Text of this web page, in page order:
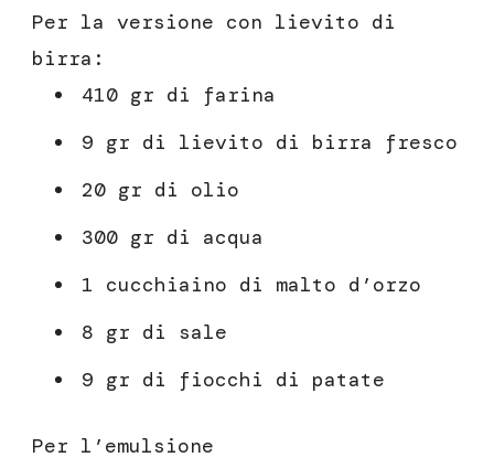
Per la versione con lievito di
birra:
410 gr di farina
9 gr di lievito di birra fresco
20 gr di olio
300 gr di acqua
1 cucchiaino di malto d’orzo
8 gr di sale
9 gr di fiocchi di patate
Per l’emulsione